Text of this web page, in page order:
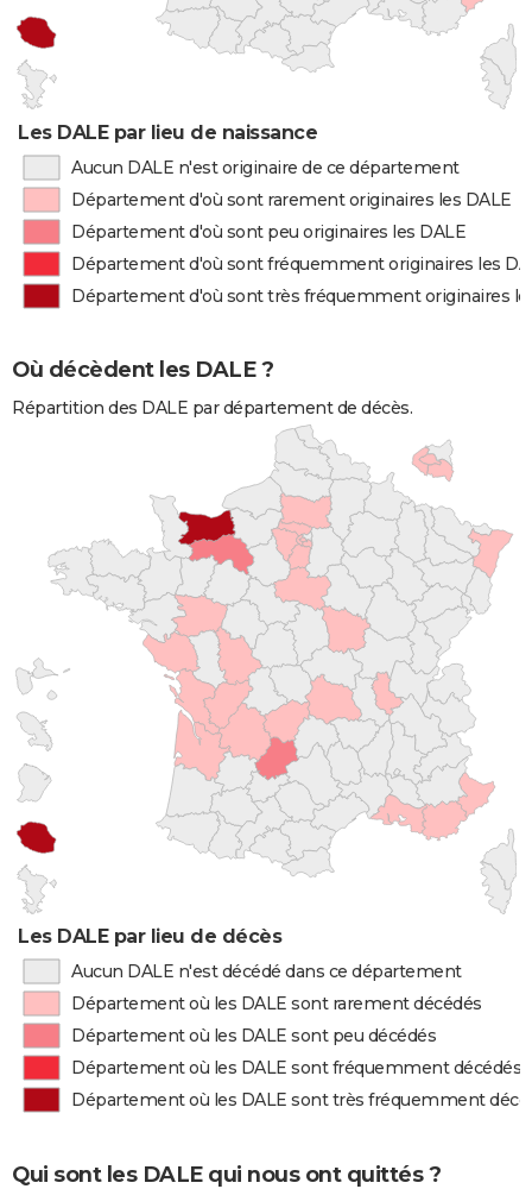
Les DALE par lieu de naissance
Aucun DALE n'est originaire de ce département
Département d'où sont rarement originaires les DALE
Département d'où sont peu originaires les DALE
Département d'où sont fréquemment originaires les
Département d'où sont très fréquemment originaires
Où décèdent les DALE ?
Répartition des DALE par département de décès.
Les DALE par lieu de décès
Aucun DALE n'est décédé dans ce département
Département où les DALE sont rarement décédés
Département où les DALE sont peu décédés
Département où les DALE sont fréquemment décédés
Département où les DALE sont très fréquemment
Qui sont les DALE qui nous ont quittés ?